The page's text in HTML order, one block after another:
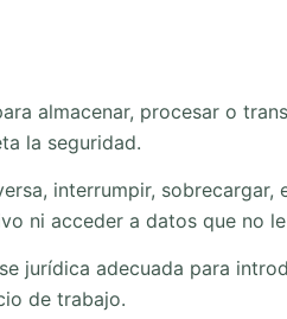
almacenar, procesar o
la seguridad.
interrumpir,
ni acceder a datos que no
jurídica adecuada para
de trabajo.